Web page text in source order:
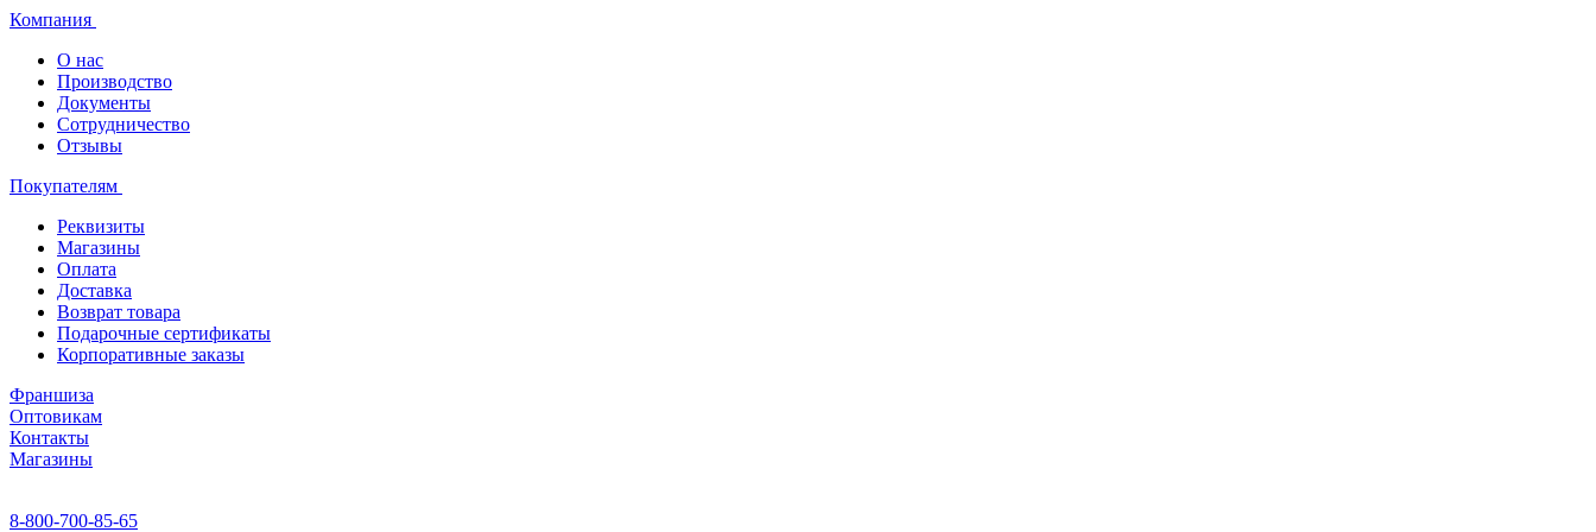
Компания
О нас
Производство
Документы
Сотрудничество
Отзывы
Покупателям
Реквизиты
Магазины
Оплата
Доставка
Возврат товара
Подарочные сертификаты
Корпоративные заказы
Франшиза
Оптовикам
Контакты
Магазины
8-800-700-85-65